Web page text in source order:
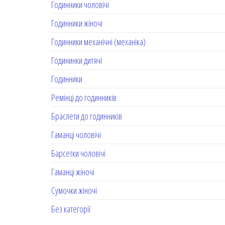
Годинники чоловічі
Годинники жіночі
Годинники механічні (механіка)
Годининки дитячі
Годинники
Ремінці до годинників
Браслети до годинників
Гаманці чоловічі
Барсетки чоловічі
Гаманці жіночі
Сумочки жіночі
Без категорії